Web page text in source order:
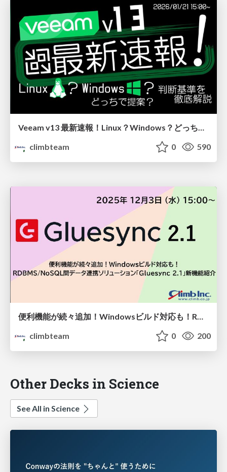
Veeam v13 最新速報！Linux？Windows？どっちで提案？判断基準を徹底解説
climbteam
0 590
便利機能が続々追加！Windowsビルド対応も！RDBMS/NoSQL間のデータ連携ソリューション「Gluesync 2.1」新機能紹介
climbteam
0 200
Other Decks in Science
See All in Science